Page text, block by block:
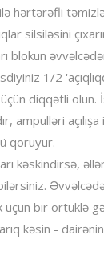
hərtərəfli
silsiləsini
blokun
1/2
diqqətli olun.
ampulləri
qoruyur.
kəskindirsə,
üçün bir örtüklə
kəsin -